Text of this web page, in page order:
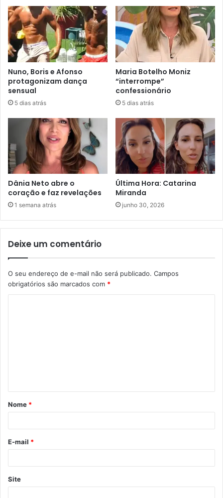
Nuno, Boris e Afonso
protagonizam dança
sensual
5 dias atrás
Maria Botelho Moniz
“interrompe”
confessionário
5 dias atrás
Dânia Neto abre o
coração e faz revelações
1 semana atrás
Última Hora: Catarina
Miranda
junho 30, 2026
Deixe um comentário
O seu endereço de e-mail não será publicado. Campos
obrigatórios são marcados com *
á
r
*
Nome *
E-mail *
Site